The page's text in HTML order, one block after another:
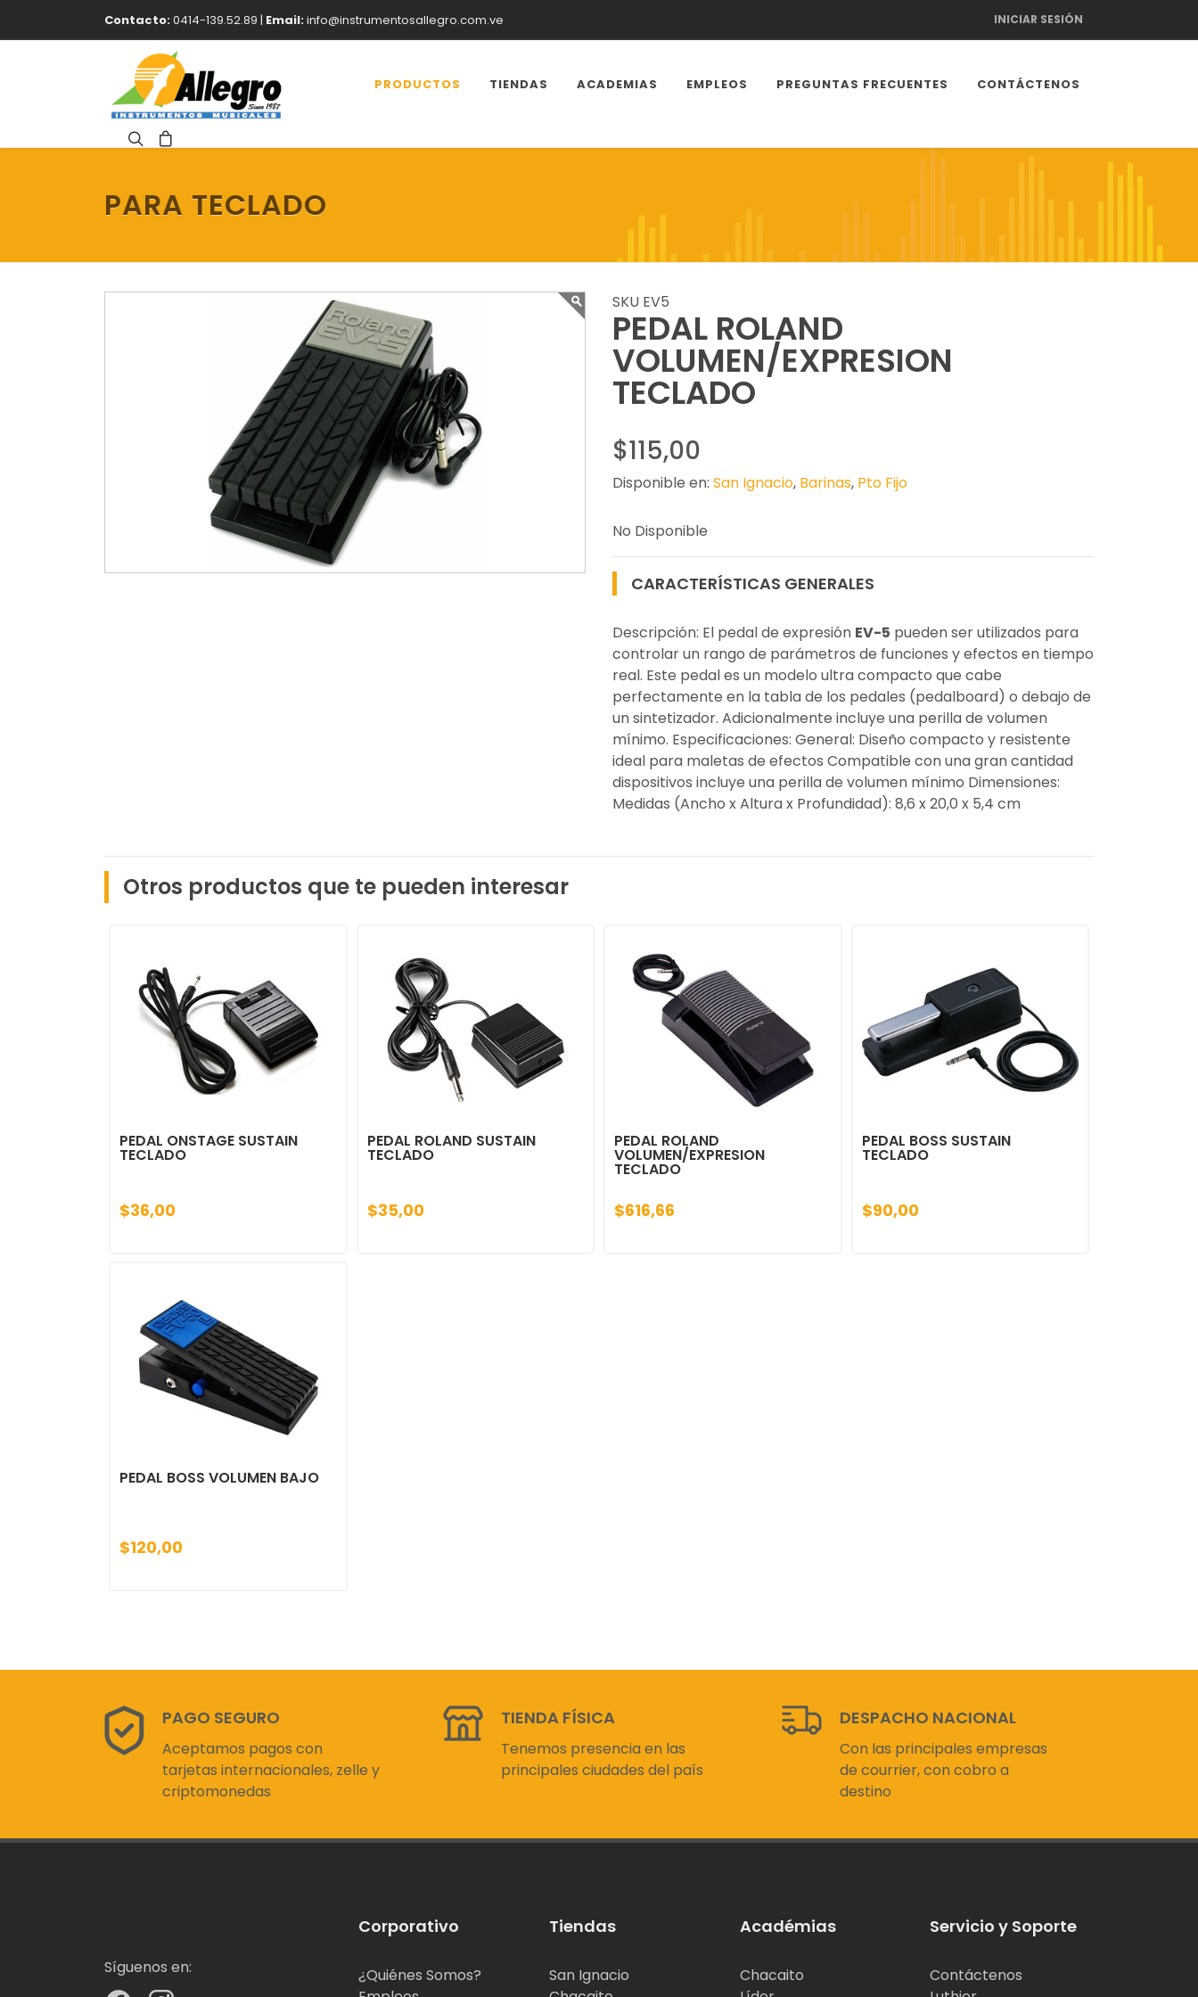
Contacto:0414-139.52.89 | Email:info@instrumentosallegro.com.ve INICIAR SESIÓN
PRODUCTOS TIENDAS ACADEMIAS EMPLEOS PREGUNTAS FRECUENTES CONTÁCTENOS
PARA TECLADO
SKU EV5
PEDAL ROLAND
VOLUMEN/EXPRESION
TECLADO
$115,00
Disponible en: San Ignacio, Barinas, Pto Fijo
No Disponible
CARACTERÍSTICAS GENERALES
Descripción: El pedal de expresión EV-5 pueden ser utilizados para
controlar un rango de parámetros de funciones y efectos en tiempo
real. Este pedal es un modelo ultra compacto que cabe
perfectamente en la tabla de los pedales (pedalboard) o debajo de
un sintetizador. Adicionalmente incluye una perilla de volumen
mínimo. Especificaciones: General: Diseño compacto y resistente
ideal para maletas de efectos Compatible con una gran cantidad
dispositivos incluye una perilla de volumen mínimo Dimensiones:
Medidas (Ancho x Altura x Profundidad): 8,6 x 20,0 x 5,4 cm
Otros productos que te pueden interesar
PEDAL ONSTAGE SUSTAIN
TECLADO
$36,00
PEDAL ROLAND SUSTAIN
TECLADO
$35,00
PEDAL ROLAND
VOLUMEN/EXPRESION
TECLADO
$616,66
PEDAL BOSS SUSTAIN
TECLADO
$90,00
PEDAL BOSS VOLUMEN BAJO
$120,00
PAGO SEGURO
Aceptamos pagos con
tarjetas internacionales, zelle y
criptomonedas
TIENDA FÍSICA
Tenemos presencia en las
principales ciudades del país
DESPACHO NACIONAL
Con las principales empresas
de courrier, con cobro a
destino
Síguenos en:
Corporativo
¿Quiénes Somos?
Tiendas
San Ignacio
Académias
Chacaito
Servicio y Soporte
Contáctenos